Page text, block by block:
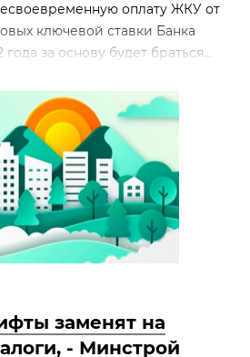
оплату ЖКУ от
ключевой ставки Банка
за основу будет браться...
заменят на
- Минстрой